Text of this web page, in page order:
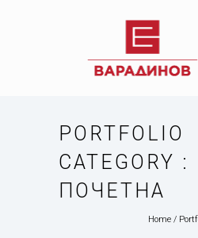
PORTFOLIO
CATEGORY :
ПОЧЕТНА
Home /